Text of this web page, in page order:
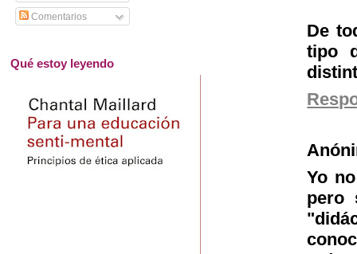
De
tipo
Yo
pero
Comentarios
Qué estoy leyendo